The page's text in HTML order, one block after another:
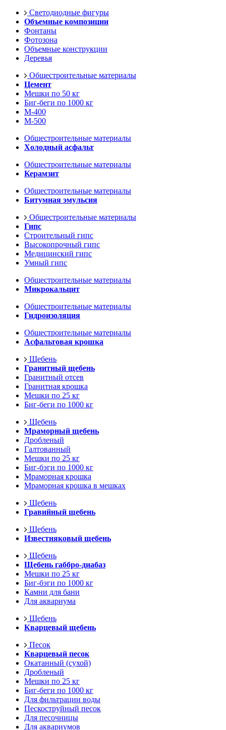
Светодиодные фигуры
Объемные композиции
Фонтаны
Фотозона
Объемные конструкции
Деревья
Общестроительные материалы
Цемент
Мешки по 50 кг
Биг-беги по 1000 кг
М-400
М-500
Общестроительные материалы
Холодный асфальт
Общестроительные материалы
Керамзит
Общестроительные материалы
Битумная эмульсия
Общестроительные материалы
Гипс
Строительный гипс
Высокопрочный гипс
Медицинский гипс
Умный гипс
Общестроительные материалы
Микрокальцит
Общестроительные материалы
Гидроизоляция
Общестроительные материалы
Асфальтовая крошка
Щебень
Гранитный щебень
Гранитный отсев
Гранитная крошка
Мешки по 25 кг
Биг-беги по 1000 кг
Щебень
Мраморный щебень
Дробленый
Галтованный
Мешки по 25 кг
Биг-бэги по 1000 кг
Мраморная крошка
Мраморная крошка в мешках
Щебень
Гравийный щебень
Щебень
Известняковый щебень
Щебень
Щебень габбро-диабаз
Мешки по 25 кг
Биг-бэги по 1000 кг
Камни для бани
Для аквариума
Щебень
Кварцевый щебень
Песок
Кварцевый песок
Окатанный (сухой)
Дробленый
Мешки по 25 кг
Биг-беги по 1000 кг
Для фильтрации воды
Пескоструйный песок
Для песочницы
Для аквариумов